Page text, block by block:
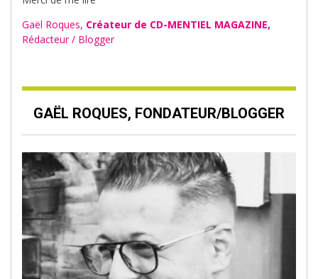
Gaël Roques, Créateur de CD-MENTIEL MAGAZINE,
Rédacteur / Blogger
GAËL ROQUES, FONDATEUR/BLOGGER